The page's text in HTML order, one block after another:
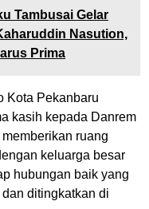
Tambusai Gelar
Nasution,
Prima
Kota Pekanbaru
kasih kepada Danrem
ruang
keluarga besar
hubungan baik yang
ditingkatkan di